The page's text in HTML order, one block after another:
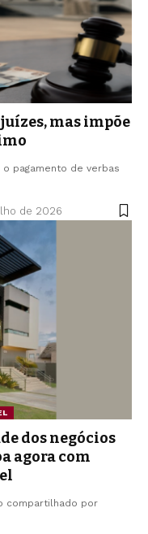
mas impõe
pagamento de verbas
de 2026
dos negócios
agora com
compartilhado por